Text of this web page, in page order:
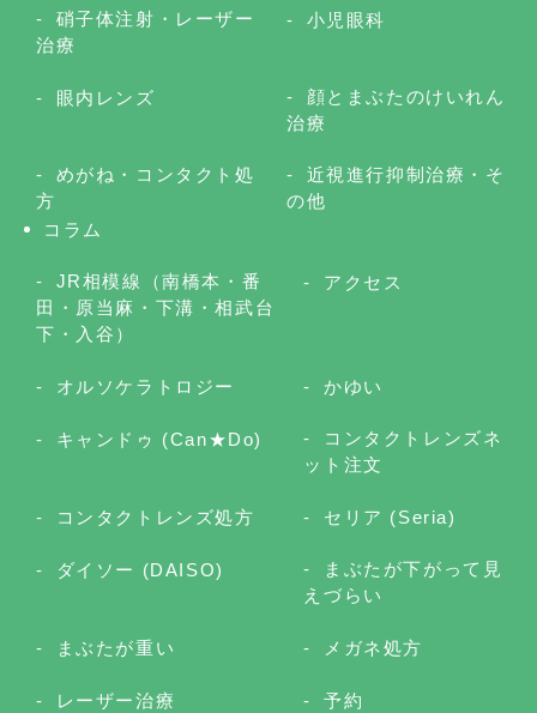
硝子体注射・レーザー
治療
小児眼科
眼内レンズ
顔とまぶたのけいれん
治療
めがね・コンタクト処
方
近視進行抑制治療・そ
の他
コラム
JR相模線（南橋本・番
田・原当麻・下溝・相武台
下・入谷）
アクセス
オルソケラトロジー かゆい
キャンドゥ (Can★Do)
コンタクトレンズネ
ット注文
コンタクトレンズ処方 セリア (Seria)
ダイソー (DAISO)
まぶたが下がって見
えづらい
まぶたが重い メガネ処方
レーザー治療 予約